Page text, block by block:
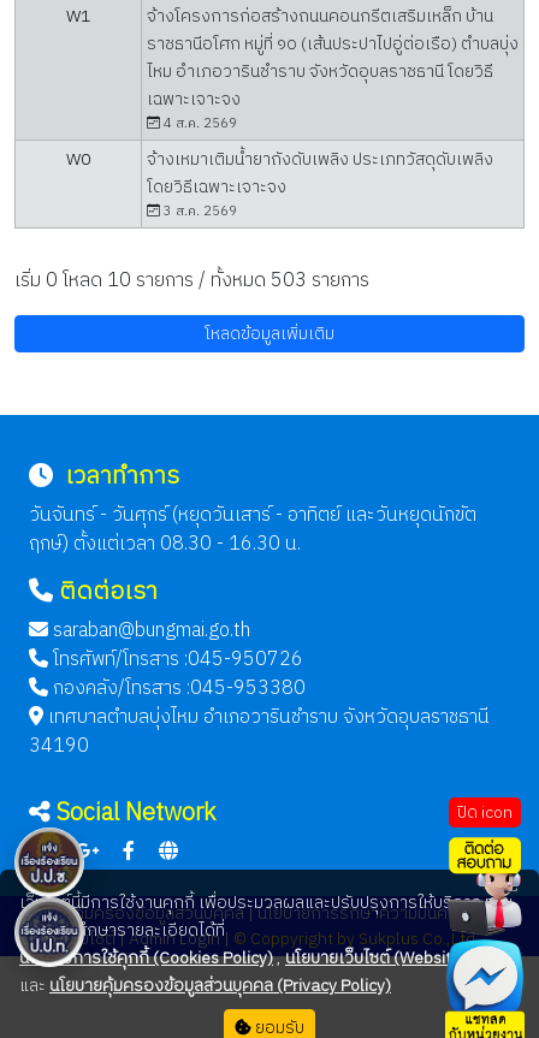
ปิด icon
W1
จ้างโครงการก่อสร้างถนนคอนกรีตเสริมเหล็ก บ้าน
ราชธานีอโศก หมู่ที่ ๑๐ (เส้นประปาไปอู่ต่อเรือ) ตำบลบุ่ง
ไหม อำเภอวารินชำราบ จังหวัดอุบลราชธานี โดยวิธี
เฉพาะเจาะจง
4 ส.ค. 2569
W0
จ้างเหมาเติมน้ำยาถังดับเพลิง ประเภทวัสดุดับเพลิง
โดยวิธีเฉพาะเจาะจง
3 ส.ค. 2569
เริ่ม 0โหลด 10 รายการ / ทั้งหมด 503 รายการ
โหลดข้อมูลเพิ่มเติม
เวลาทำการ
วันจันทร์ - วันศุกร์ (หยุดวันเสาร์ - อาทิตย์ และวันหยุดนักขัต
ฤกษ์) ตั้งแต่เวลา 08.30 - 16.30 น.
ติดต่อเรา
saraban@bungmai.go.th
โทรศัพท์/โทรสาร :045-950726
กองคลัง/โทรสาร :045-953380
เทศบาลตำบลบุ่งไหม อำเภอวารินชำราบ จังหวัดอุบลราชธานี
34190
Social Network
นโยบายคุ้มครองข้อมูลส่วนบุคคล |นโยบายการรักษาความมั่นคงปลอดภัย
เว็บไซต์ |Admin Login | © Coppyright by Sukplus Co.,Ltd
เว็บไซต์นี้มีการใช้งานคุกกี้ เพื่อประมวลผลและปรับปรุงการให้บริการ ท่าน
สามารถศึกษารายละเอียดได้ที่
นโยบายการใช้คุกกี้ (Cookies Policy),นโยบายเว็บไซต์ (Website Policy)
และนโยบายคุ้มครองข้อมูลส่วนบุคคล (Privacy Policy)
ยอมรับ